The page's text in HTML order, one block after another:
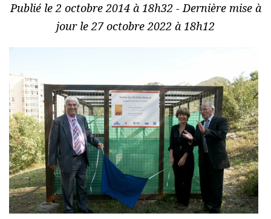
Publié le 2 octobre 2014 à 18h32 - Dernière mise à
jour le 27 octobre 2022 à 18h12